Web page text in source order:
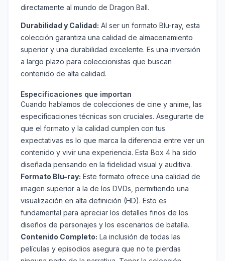
directamente al mundo de Dragon Ball.
Durabilidad y Calidad: Al ser un formato Blu-ray, esta
colección garantiza una calidad de almacenamiento
superior y una durabilidad excelente. Es una inversión
a largo plazo para coleccionistas que buscan
contenido de alta calidad.
Especificaciones que importan
Cuando hablamos de colecciones de cine y anime, las
especificaciones técnicas son cruciales. Asegurarte de
que el formato y la calidad cumplen con tus
expectativas es lo que marca la diferencia entre ver un
contenido y vivir una experiencia. Esta Box 4 ha sido
diseñada pensando en la fidelidad visual y auditiva.
Formato Blu-ray: Este formato ofrece una calidad de
imagen superior a la de los DVDs, permitiendo una
visualización en alta definición (HD). Esto es
fundamental para apreciar los detalles finos de los
diseños de personajes y los escenarios de batalla.
Contenido Completo: La inclusión de todas las
películas y episodios asegura que no te pierdas